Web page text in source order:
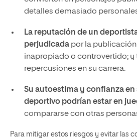
detalles demasiado
La reputación de un
perjudicadapor la
inapropiado o controvertido; y
repercusiones en su carrera.
Su autoestima y confianza en
deportivo podrían estar en
compararse con otras
Para mitigar estos riesgos y evitar las